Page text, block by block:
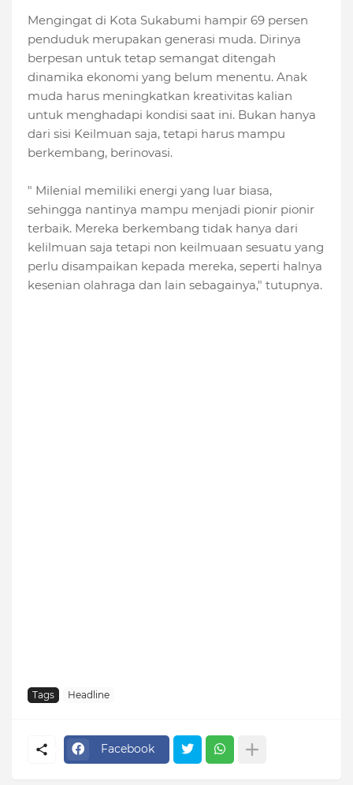
Mengingat di Kota Sukabumi hampir 69 persen
penduduk merupakan generasi muda. Dirinya
berpesan untuk tetap semangat ditengah
dinamika ekonomi yang belum menentu. Anak
muda harus meningkatkan kreativitas kalian
untuk menghadapi kondisi saat ini. Bukan hanya
dari sisi Keilmuan saja, tetapi harus mampu
berkembang, berinovasi.
" Milenial memiliki energi yang luar biasa,
sehingga nantinya mampu menjadi pionir pionir
terbaik. Mereka berkembang tidak hanya dari
kelilmuan saja tetapi non keilmuaan sesuatu yang
perlu disampaikan kepada mereka, seperti halnya
kesenian olahraga dan lain sebagainya," tutupnya.
Tags Headline
Facebook